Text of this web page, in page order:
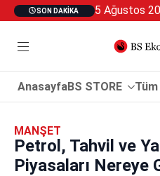
SON DAKIKA
AnasayfaBS STORE
MANŞET
Petrol, Tahvil ve
Piyasaları Nereye